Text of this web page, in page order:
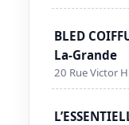
BLED
La-Grande
20 Rue Victor